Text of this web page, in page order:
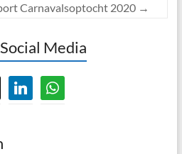
Carnavalsoptocht 2020 →
Media
linkedinwhatsapp